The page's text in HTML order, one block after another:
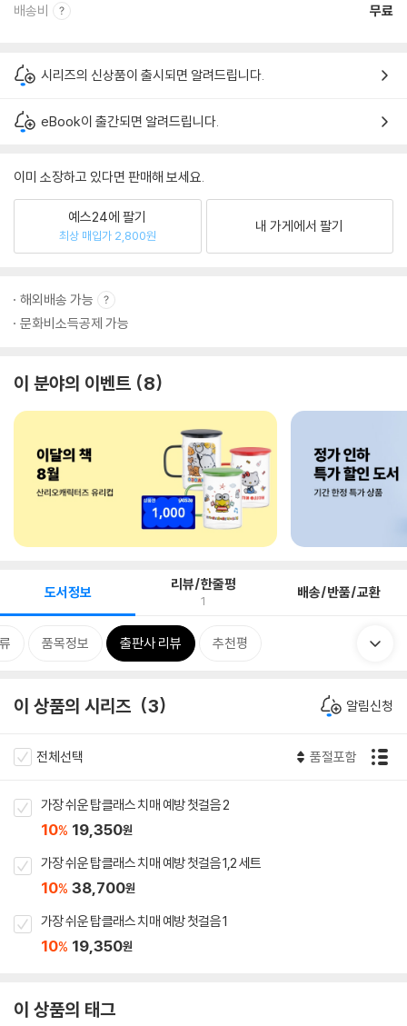
배송비 무료
시리즈의 신상품이 출시되면 알려드립니다.
eBook이 출간되면 알려드립니다.
이미 소장하고 있다면 판매해 보세요.
예스24에 팔기
최상 매입가 2,800원
내 가게에서 팔기
해외배송 가능
문화비소득공제 가능
이 분야의 이벤트 8
도서정보 리뷰/한줄평
1 배송/반품/교환
품목정보 출판사 리뷰 추천평
이 상품의 시리즈 3 알림신청
전체선택 품절포함
가장 쉬운 탑클래스 치매 예방 첫걸음 2
10% 19,350원
가장 쉬운 탑클래스 치매 예방 첫걸음 1,2 세트
10% 38,700원
가장 쉬운 탑클래스 치매 예방 첫걸음 1
10% 19,350원
이 상품의 태그